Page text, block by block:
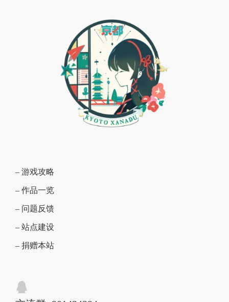
– 游戏攻略
– 作品一览
– 问题反馈
– 站点建设
– 捐赠本站